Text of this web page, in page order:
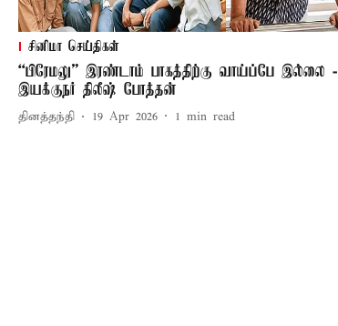
சினிமா செய்திகள்
“பிரேமலு” இரண்டாம் பாகத்திற்கு வாய்ப்பே இல்லை -
இயக்குநர் திலீஷ் போத்தன்
தினத்தந்தி 19 Apr 2026 1 min read